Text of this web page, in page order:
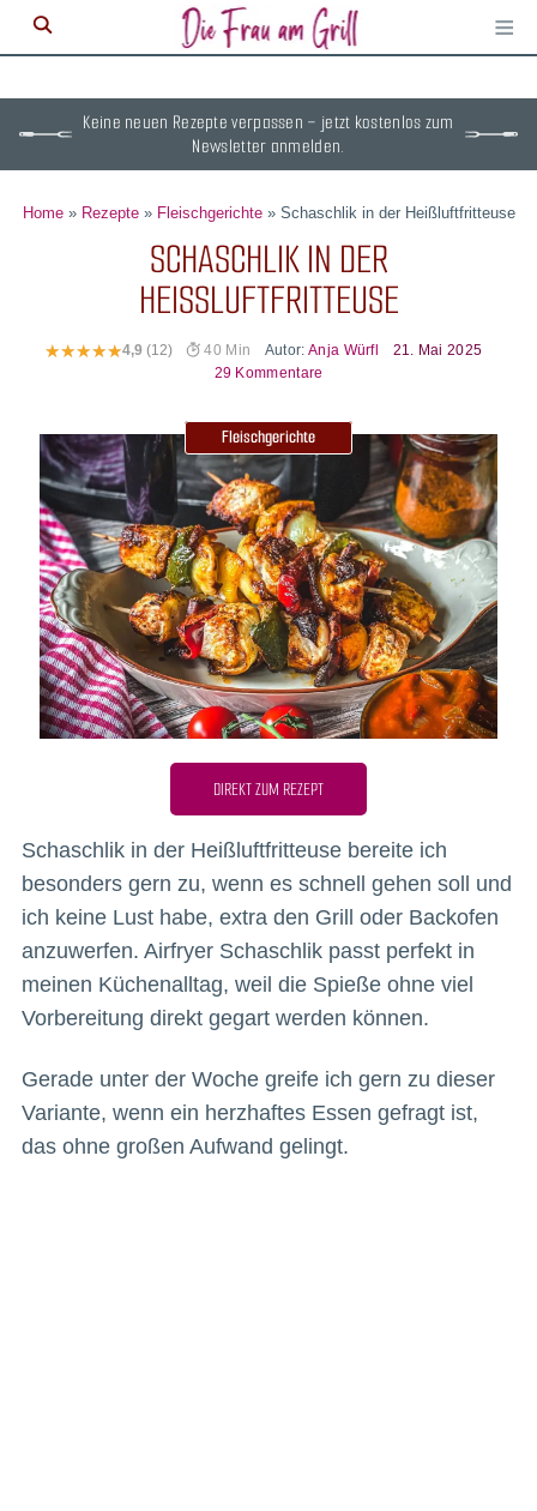
≡
Keine neuen Rezepte verpassen – jetzt kostenlos zum
Newsletter anmelden.
Home» Rezepte» Fleischgerichte» Schaschlik in der Heißluftfritteuse
SCHASCHLIK IN DER
HEISSLUFTFRITTEUSE
4,9(12) 40 Min Autor: Anja Würfl
21. Mai 2025
29 Kommentare
Fleischgerichte
DIREKT ZUM REZEPT
Schaschlik in der Heißluftfritteuse bereite ich
besonders gern zu, wenn es schnell gehen soll und
ich keine Lust habe, extra den Grill oder Backofen
anzuwerfen. Airfryer Schaschlik passt perfekt in
meinen Küchenalltag, weil die Spieße ohne viel
Vorbereitung direkt gegart werden können.
Gerade unter der Woche greife ich gern zu dieser
Variante, wenn ein herzhaftes Essen gefragt ist,
das ohne großen Aufwand gelingt.